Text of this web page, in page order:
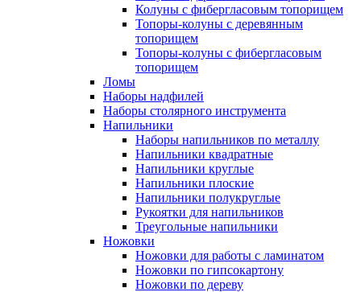
Колуны с фибергласовым топорищем
Топоры-колуны с деревянным
топорищем
Топоры-колуны с фибергласовым
топорищем
Ломы
Наборы надфилей
Наборы столярного инструмента
Напильники
Наборы напильников по металлу
Напильники квадратные
Напильники круглые
Напильники плоские
Напильники полукруглые
Рукоятки для напильников
Треугольные напильники
Ножовки
Ножовки для работы с ламинатом
Ножовки по гипсокартону
Ножовки по дереву